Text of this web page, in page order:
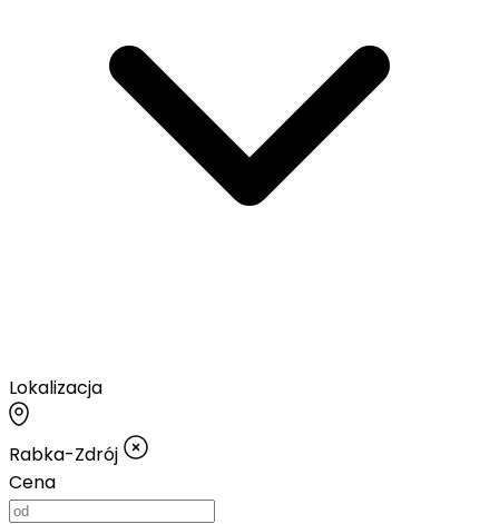
Lokalizacja
Rabka-Zdrój
Cena